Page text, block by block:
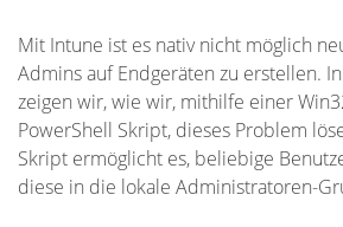
Mit Intune ist es nativ nicht möglich
Admins auf Endgeräten zu erstellen.
zeigen wir, wie wir, mithilfe einer
PowerShell Skript, dieses Problem
Skript ermöglicht es, beliebige
diese in die lokale Administratoren-